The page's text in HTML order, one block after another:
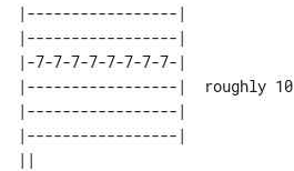
|-----------------|
|-----------------|
|-7-7-7-7-7-7-7-7-|
|-----------------|  roughly 10
|-----------------|
|-----------------|
||